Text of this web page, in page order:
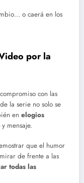
o caerá en los
por la
con las
la serie no solo se
en elogios
mensaje.
que el humor
de frente a las
todas las